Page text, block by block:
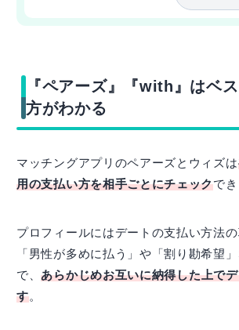
『ペアーズ』『with』はベ
方がわかる
マッチングアプリのペアーズとウィズは
用の支払い方を相手ごとにチェックでき
プロフィールにはデートの支払い方法の
「男性が多めに払う」や「割り勘希望
で、あらかじめお互いに納得した上で
す。